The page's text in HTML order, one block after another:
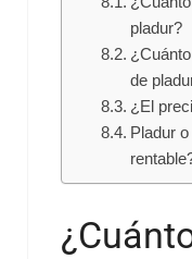
pladur?
de
¿El
Pladur